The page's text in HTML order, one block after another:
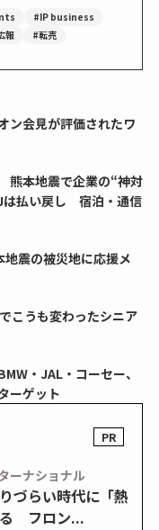
#IP business
報 #転売
ン会見が評価されたワ
熊本地震で企業の“神対
払い戻し 宿泊・通信
震の被災地に応援メ
こうも変わったシニア
・JAL・コーセー、
ーゲット
ーナショナル
づらい時代に「熱
る フロン...